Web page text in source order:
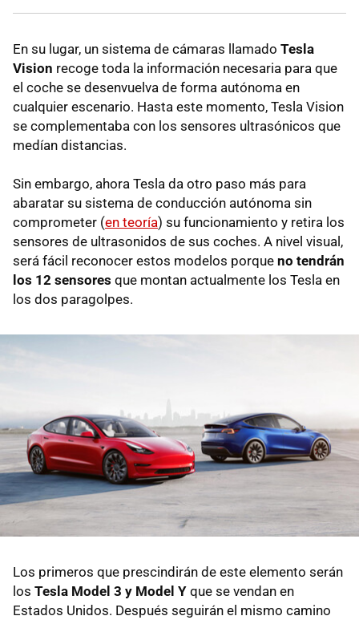
En su lugar, un sistema de cámaras llamado Tesla
Vision recoge toda la información necesaria para que
el coche se desenvuelva de forma autónoma en
cualquier escenario. Hasta este momento, Tesla Vision
se complementaba con los sensores ultrasónicos que
medían distancias.
Sin embargo, ahora Tesla da otro paso más para
abaratar su sistema de conducción autónoma sin
comprometer (en teoría) su funcionamiento y retira los
sensores de ultrasonidos de sus coches. A nivel visual,
será fácil reconocer estos modelos porque no tendrán
los 12 sensores que montan actualmente los Tesla en
los dos paragolpes.
Los primeros que prescindirán de este elemento serán
los Tesla Model 3 y Model Y que se vendan en
Estados Unidos. Después seguirán el mismo camino